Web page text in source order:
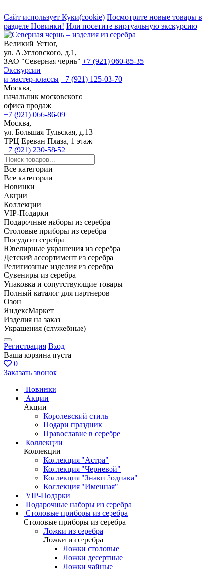
Сайт использует Куки(cookie) Посмотрите новые товары в
разделе Новинки! Или посетите виртуальную экскурсию
Великий Устюг,
ул. А.Угловского, д.1,
ЗАО "Северная чернь" +7 (921) 060-85-35
Экскурсии
и мастер-классы +7 (921) 125-03-70
Москва,
начальник московского
офиса продаж
+7 (921) 066-86-09
Москва,
ул. Большая Тульская, д.13
ТРЦ Ереван Плаза, 1 этаж
+7 (921) 230-58-52
Все категории
Все категории
Новинки
Акции
Коллекции
VIP-Подарки
Подарочные наборы из серебра
Столовые приборы из серебра
Посуда из серебра
Ювелирные украшения из серебра
Детский ассортимент из серебра
Религиозные изделия из серебра
Сувениры из серебра
Упаковка и сопутствующие товары
Полный каталог для партнеров
Озон
ЯндексМаркет
Изделия на заказ
Украшения (служебные)
Регистрация Вход
Ваша корзина пуста
0
Заказать звонок
Новинки
Акции
Акции
Королевский стиль
Подари праздник
Православие в серебре
Коллекции
Коллекции
Коллекция "Астра"
Коллекция "Черневой"
Коллекция "Знаки Зодиака"
Коллекция "Именная"
VIP-Подарки
Подарочные наборы из серебра
Столовые приборы из серебра
Столовые приборы из серебра
Ложки из серебра
Ложки из серебра
Ложки столовые
Ложки десертные
Ложки чайные